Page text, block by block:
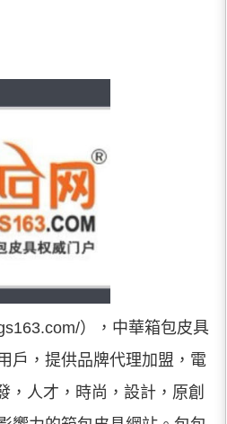
），中華箱包皮具
戶，提供品牌代理加盟，電
，人才，時尚，設計，原創